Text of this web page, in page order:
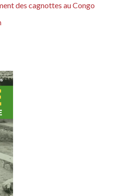
des cagnottes au Congo